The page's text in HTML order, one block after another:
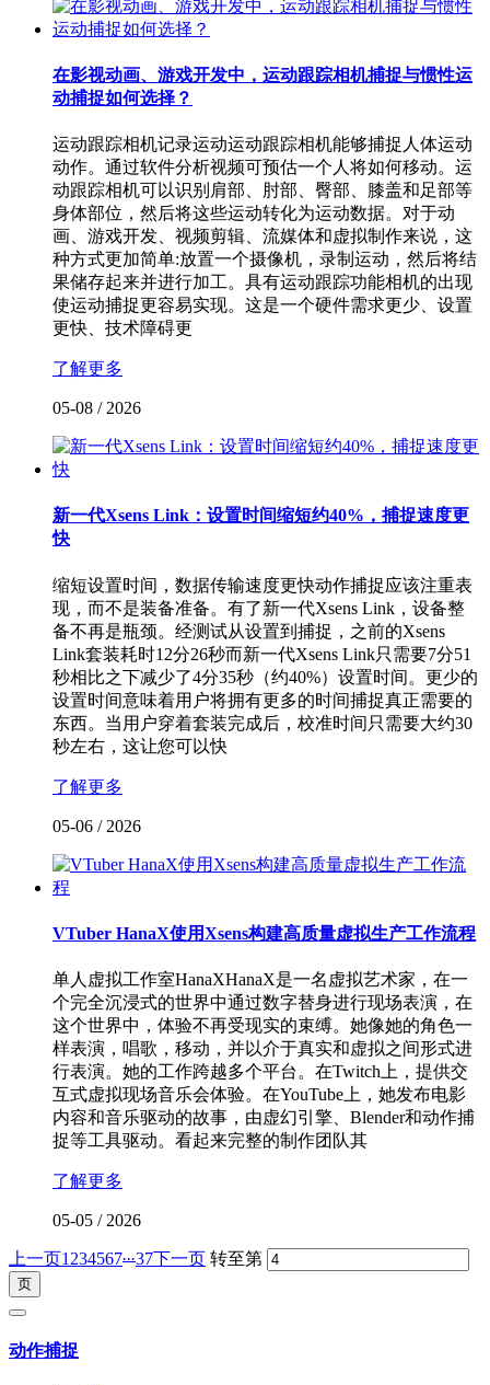
在影视动画、游戏开发中，运动跟踪相机捕捉与惯性运
动捕捉如何选择？
运动跟踪相机记录运动运动跟踪相机能够捕捉人体运动
动作。通过软件分析视频可预估一个人将如何移动。运
动跟踪相机可以识别肩部、肘部、臀部、膝盖和足部等
身体部位，然后将这些运动转化为运动数据。对于动
画、游戏开发、视频剪辑、流媒体和虚拟制作来说，这
种方式更加简单:放置一个摄像机，录制运动，然后将结
果储存起来并进行加工。具有运动跟踪功能相机的出现
使运动捕捉更容易实现。这是一个硬件需求更少、设置
更快、技术障碍更
了解更多
05-08 / 2026
新一代Xsens Link：设置时间缩短约40%，捕捉速度更
快
缩短设置时间，数据传输速度更快动作捕捉应该注重表
现，而不是装备准备。有了新一代Xsens Link，设备整
备不再是瓶颈。经测试从设置到捕捉，之前的Xsens
Link套装耗时12分26秒而新一代Xsens Link只需要7分51
秒相比之下减少了4分35秒（约40%）设置时间。更少的
设置时间意味着用户将拥有更多的时间捕捉真正需要的
东西。当用户穿着套装完成后，校准时间只需要大约30
秒左右，这让您可以快
了解更多
05-06 / 2026
VTuber HanaX使用Xsens构建高质量虚拟生产工作流程
单人虚拟工作室HanaXHanaX是一名虚拟艺术家，在一
个完全沉浸式的世界中通过数字替身进行现场表演，在
这个世界中，体验不再受现实的束缚。她像她的角色一
样表演，唱歌，移动，并以介于真实和虚拟之间形式进
行表演。她的工作跨越多个平台。在Twitch上，提供交
互式虚拟现场音乐会体验。在YouTube上，她发布电影
内容和音乐驱动的故事，由虚幻引擎、Blender和动作捕
捉等工具驱动。看起来完整的制作团队其
了解更多
05-05 / 2026
上一页1 234567...37下一页 转至第
动作捕捉